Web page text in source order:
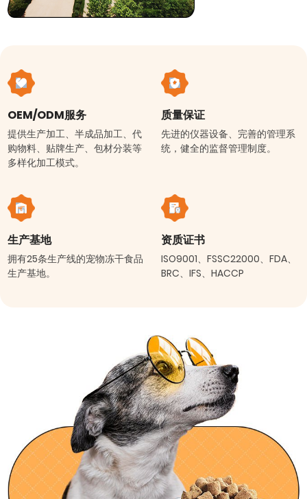
OEM/ODM服务
提供生产加工、半成品加工、代
购物料、贴牌生产、包材分装等
多样化加工模式。
质量保证
先进的仪器设备、完善的管理系
统，健全的监督管理制度。
生产基地
拥有25条生产线的宠物冻干食品
生产基地。
资质证书
ISO9001、FSSC22000、FDA、
BRC、IFS、HACCP